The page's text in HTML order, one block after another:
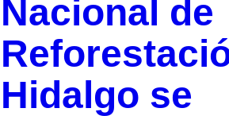
Nacional de
Hidalgo se